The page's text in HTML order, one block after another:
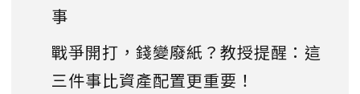
事
戰爭開打，錢變廢紙？教授提醒：這
三件事比資產配置更重要！